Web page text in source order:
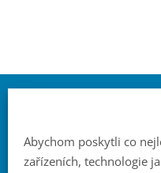
Abychom poskytli co
zařízeních, technologie
ČSN EN ISO 9001:2016
ČSN EN ISO 14001:2016